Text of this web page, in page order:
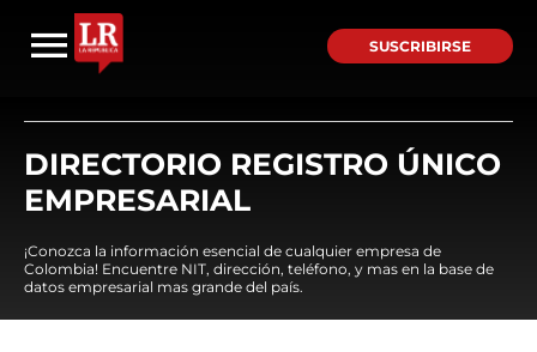
SUSCRIBIRSE
DIRECTORIO REGISTRO ÚNICO
EMPRESARIAL
¡Conozca la información esencial de cualquier empresa de
Colombia! Encuentre NIT, dirección, teléfono, y mas en la base de
datos empresarial mas grande del país.